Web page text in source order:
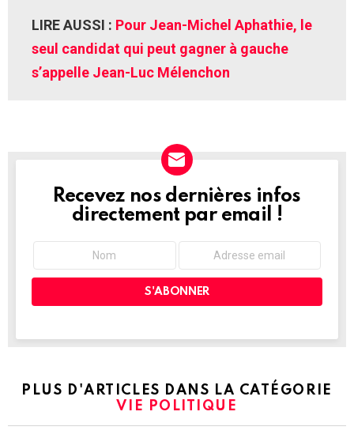
LIRE AUSSI : Pour Jean-Michel Aphathie, le
seul candidat qui peut gagner à gauche
s’appelle Jean-Luc Mélenchon
NEWSLETTER
Recevez nos dernières infos
directement par email !
PLUS D'ARTICLES DANS LA CATÉGORIE
VIE POLITIQUE